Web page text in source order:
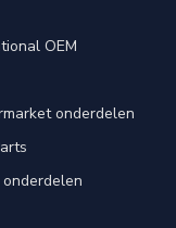
OEM
onderdelen